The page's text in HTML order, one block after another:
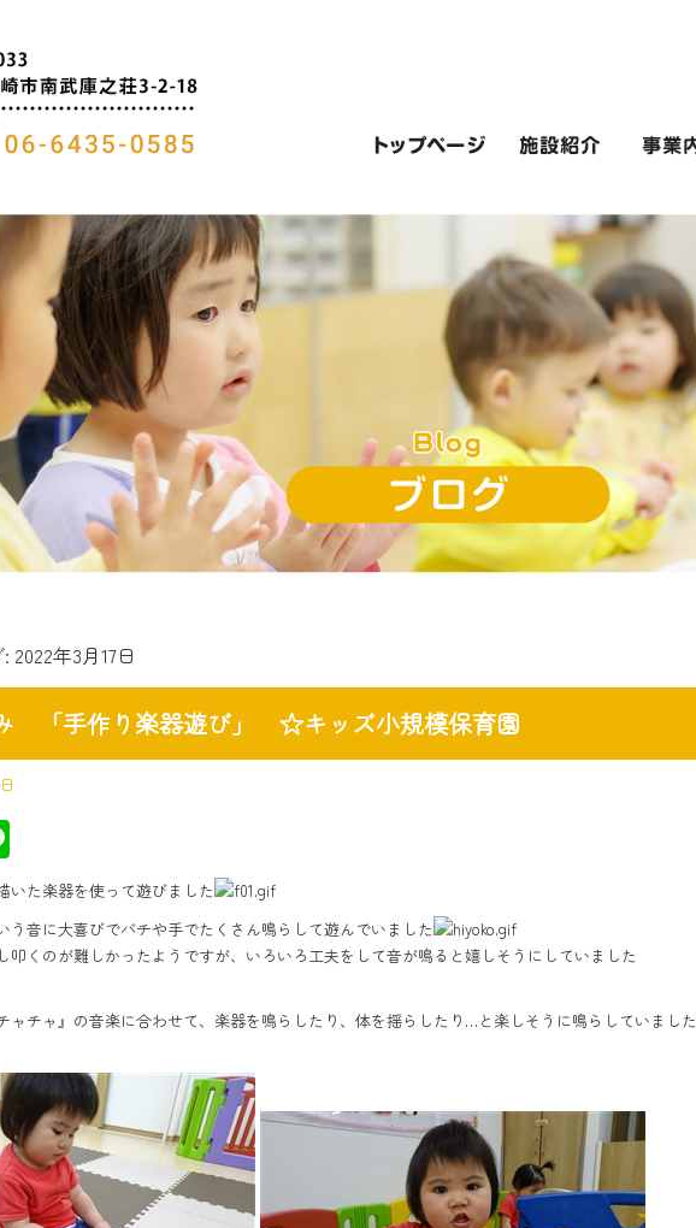
2022年3月17日
「手作り楽器遊び」 ☆キッズ小規模保育園
ne
いた楽器を使って遊びました
う音に大喜びでバチや手でたくさん鳴らして遊んでいました
叩くのが難しかったようですが、いろいろ工夫をして音が鳴ると嬉しそうにしていました
ャチャ』の音楽に合わせて、楽器を鳴らしたり、体を揺らしたり…と楽しそうに鳴らしていました